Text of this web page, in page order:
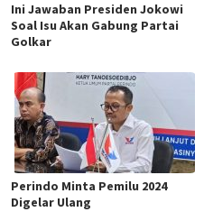
Ini Jawaban Presiden Jokowi
Soal Isu Akan Gabung Partai
Golkar
Perindo Minta Pemilu 2024
Digelar Ulang